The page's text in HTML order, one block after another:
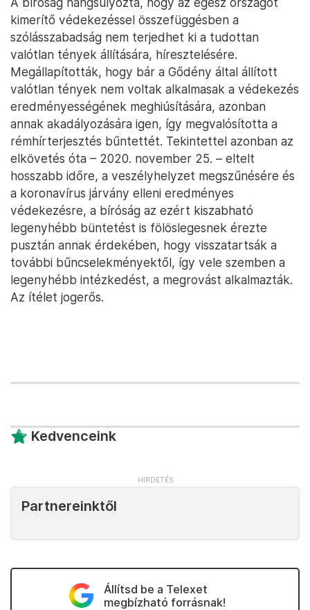
kimerítő védekezéssel összefüggésben a
szólásszabadság nem terjedhet ki a tudottan
valótlan tények állítására, híresztelésére.
Megállapították, hogy bár a Gődény által állított
valótlan tények nem voltak alkalmasak a védekezés
eredményességének meghiúsítására, azonban
annak akadályozására igen, így megvalósította a
rémhírterjesztés bűntettét. Tekintettel azonban az
elkövetés óta – 2020. november 25. – eltelt
hosszabb időre, a veszélyhelyzet megszűnésére és
a koronavírus járvány elleni eredményes
védekezésre, a bíróság az ezért kiszabható
legenyhébb büntetést is fölöslegesnek érezte
pusztán annak érdekében, hogy visszatartsák a
további bűncselekményektől, így vele szemben a
legenyhébb intézkedést, a megrovást alkalmazták.
Az ítélet jogerős.
Kedvenceink
Partnereinktől
Állítsd be a Telexet
megbízható forrásnak!